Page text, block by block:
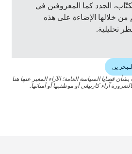
الجدد كما المعروفين في
من خلالها الإضاءة على هذه
تحليلية.
قضايا السياسة العامة؛ الآراء المعبر عنها هنا
آراء كارنيغي أو موظفيها أو أمنائها.